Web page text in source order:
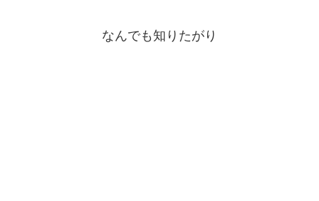
なんでも知りたがり